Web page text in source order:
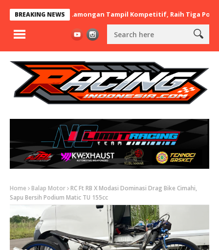
BREAKING NEWS
Asal Lamongan Tampil Kompetitif, Raih Tiga Podium di
Home Balap Motor RC Ft RB X Modasi Dominasi Drag Bike Cimahi,
Sapu Bersih Podium Matic TU 155cc